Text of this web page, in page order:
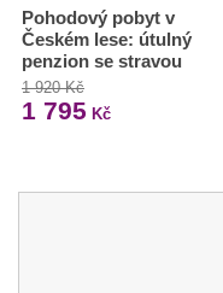
Pohodový pobyt v
Českém lese: útulný
penzion se stravou
1 920 Kč
1 795 Kč